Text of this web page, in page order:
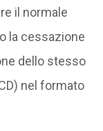
il normale
la cessazione
dello stesso
nel formato